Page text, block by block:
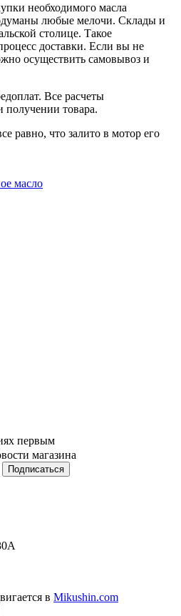
необходимого масла
любые мелочи. Склады и
столице. Такое
доставки. Если вы не
осуществить самовывоз и
Все расчеты
получении товара.
равно, что залито в мотор его
масло
первым
магазина
в Mikushin.com